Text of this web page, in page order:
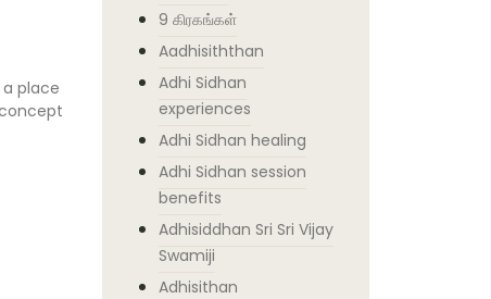
place
9 கிரகங்கள்
Aadhisiththan
Adhi Sidhan
experiences
Adhi Sidhan healing
Adhi Sidhan session
benefits
Adhisiddhan Sri Sri Vijay
Swamiji
Adhisithan